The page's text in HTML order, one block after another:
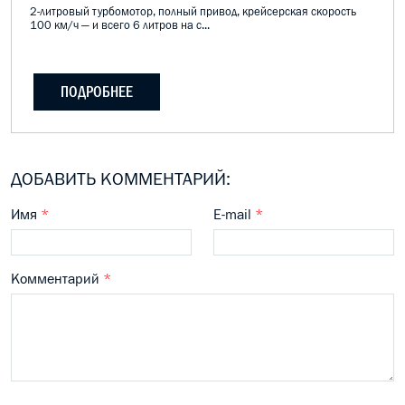
2-литровый турбомотор, полный привод, крейсерская скорость
100 км/ч — и всего 6 литров на с...
ПОДРОБНЕЕ
ДОБАВИТЬ КОММЕНТАРИЙ:
Имя * E-mail *
Комментарий *